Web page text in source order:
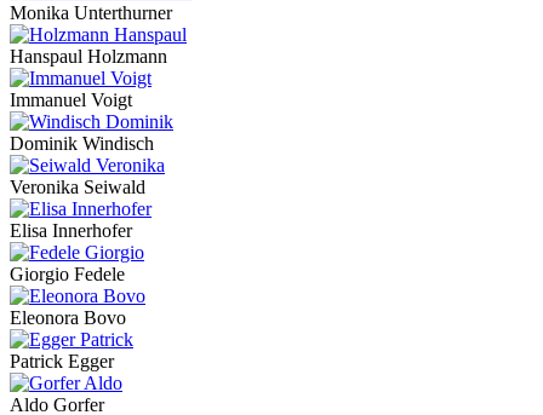
Monika Unterthurner
Hanspaul Holzmann
Immanuel Voigt
Dominik Windisch
Veronika Seiwald
Elisa Innerhofer
Giorgio Fedele
Eleonora Bovo
Patrick Egger
Aldo Gorfer